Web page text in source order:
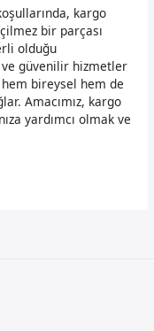
kargo
bir parçası
olduğu
ve güvenilir hizmetler
bireysel hem de
Amacımız, kargo
yardımcı olmak ve